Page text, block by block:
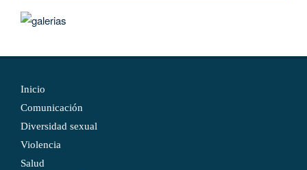
Inicio
Comunicación
Diversidad sexual
Violencia
Salud